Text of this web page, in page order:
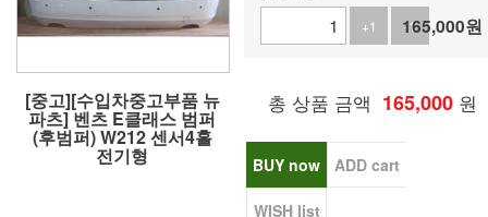
[중고][수입차중고부품 뉴
파츠] 벤츠 E클래스 범퍼
(후범퍼) W212 센서4홀
전기형
+1
-1
165,000원
총 상품 금액 165,000 원
BUY now ADD cart
WISH list